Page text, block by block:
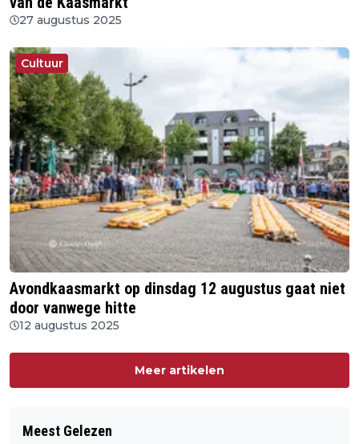
27 augustus 2025
Cultuur
Avondkaasmarkt op dinsdag 12 augustus gaat niet
door vanwege hitte
12 augustus 2025
Meer artikelen
Meest Gelezen